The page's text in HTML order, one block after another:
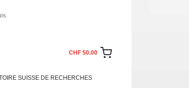
CHF 50.00
SUISSE DE RECHERCHES